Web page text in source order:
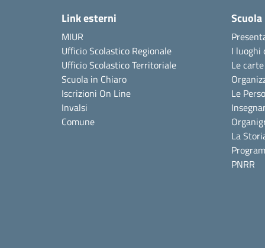
Link esterni
MIUR
Ufficio Scolastico Regionale
Ufficio Scolastico Territoriale
Scuola in Chiaro
Iscrizioni On Line
Invalsi
Comune
Scuola
I luoghi
Le
Le
La
PNRR